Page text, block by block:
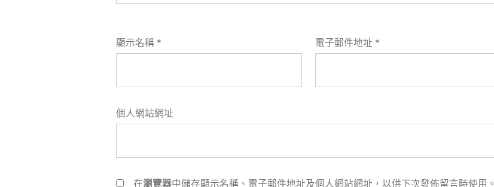
顯示名稱 * 電子郵件地址 *
個人網站網址
在瀏覽器中儲存顯示名稱、電子郵件地址及個人網站網址，以供下次發佈留言時使用。